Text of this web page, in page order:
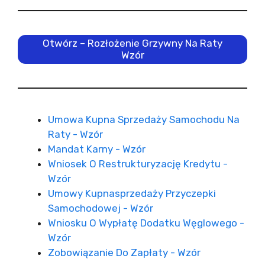
Otwórz – Rozłożenie Grzywny Na Raty
Wzór
Umowa Kupna Sprzedaży Samochodu Na
Raty - Wzór
Mandat Karny - Wzór
Wniosek O Restrukturyzację Kredytu -
Wzór
Umowy Kupnasprzedaży Przyczepki
Samochodowej - Wzór
Wniosku O Wypłatę Dodatku Węglowego -
Wzór
Zobowiązanie Do Zapłaty - Wzór